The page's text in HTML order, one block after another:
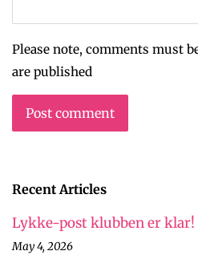
Please note, comments must
are published
Recent Articles
Lykke-post klubben er klar!
May 4, 2026